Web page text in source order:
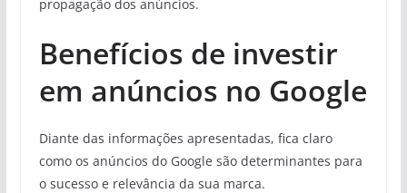
propagação dos anúncios.
Benefícios de investir
em anúncios no Google
Diante das informações apresentadas, fica claro
como os anúncios do Google são determinantes para
o sucesso e relevância da sua marca.